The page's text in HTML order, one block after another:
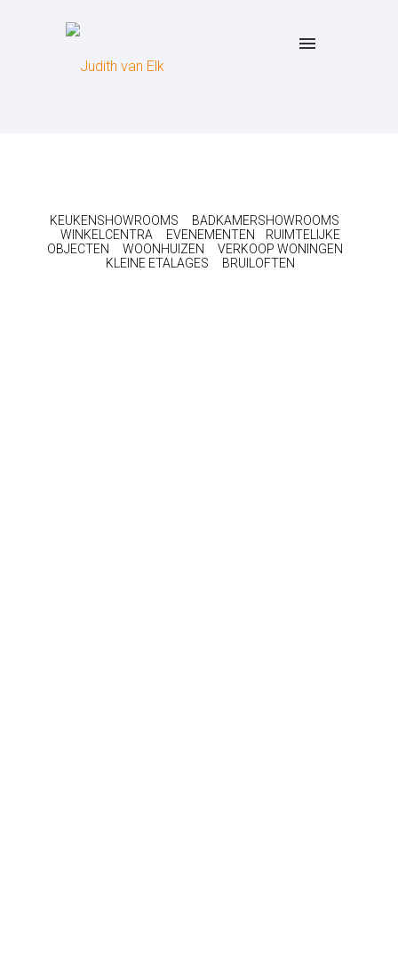
KEUKENSHOWROOMS
BADKAMERSHOWROOMS
WINKELCENTRA
EVENEMENTEN
RUIMTELIJKE
OBJECTEN
WOONHUIZEN
VERKOOP WONINGEN
KLEINE ETALAGES
BRUILOFTEN